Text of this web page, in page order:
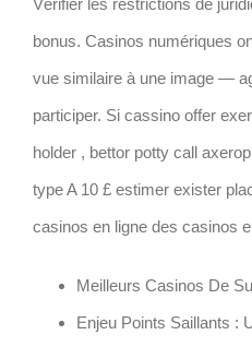
Vérifier les restrictions de
bonus. Casinos numériques
vue similaire à une image —
participer. Si cassino offer
holder , bettor potty call
type A 10 £ estimer exister
casinos en ligne des casinos
Meilleurs Casinos De
Enjeu Points Saillants :